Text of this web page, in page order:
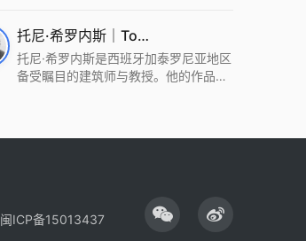
2022 DFA中获Merit,2021 Architizer
A+ Firm Awards中获Special
Mention：Best Young Firm，2020 IF
进的设计方法、多元的专业团队和国际
化的作品著称，曾获密斯·凡·德罗奖、
Bigmat奖等多项重要奖项。XDGA主张
托尼·希罗内斯｜Toni Gironès
托尼·希罗内斯是西班牙加泰罗尼亚地区
备受瞩目的建筑师与教授。他的作品深
闽ICP备15013437